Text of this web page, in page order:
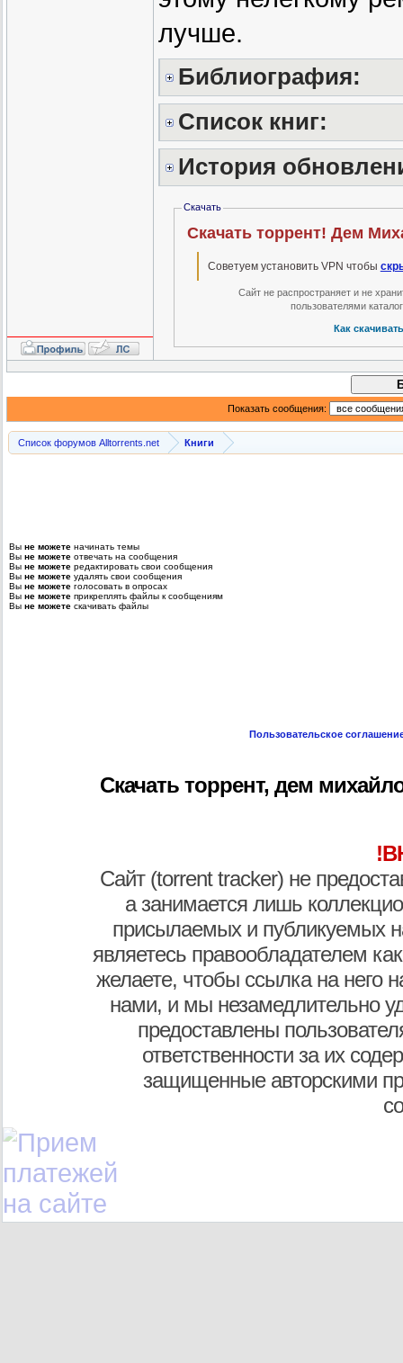
лучше.
Библиография:
Список книг:
История
Скачать
Скачать торрент! Дем
Советуем установить VPN чтобы
Сайт не распространяет и не
пользователями
Как
Показать сообщения:
Список форумов Alltorrents.net Книги
Вы не можете начинать темы
Вы не можете отвечать на сообщения
Вы не можете редактировать свои сообщения
Вы не можете удалять свои сообщения
Вы не можете голосовать в опросах
Вы не можете прикреплять файлы к сообщениям
Вы не можете скачивать файлы
Пользовательское
Скачать торрент, дем
Сайт (torrent tracker) не
а занимается лишь
присылаемых и публикуемых
являетесь правообладателем
желаете, чтобы ссылка на него
нами, и мы незамедлительно
предоставлены
ответственности за их
защищенные авторскими